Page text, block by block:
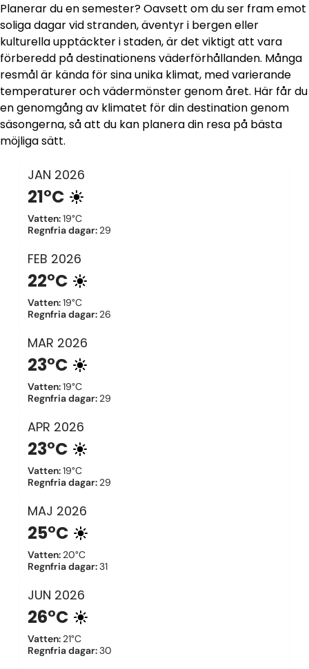
Planerar du en semester? Oavsett om du ser fram emot
soliga dagar vid stranden, äventyr i bergen eller
kulturella upptäckter i staden, är det viktigt att vara
förberedd på destinationens väderförhållanden. Många
resmål är kända för sina unika klimat, med varierande
temperaturer och vädermönster genom året. Här får du
en genomgång av klimatet för din destination genom
säsongerna, så att du kan planera din resa på bästa
möjliga sätt.
JAN 2026
21°C
Vatten:19°C
Regnfria dagar: 29
FEB 2026
22°C
Vatten:19°C
Regnfria dagar: 26
MAR 2026
23°C
Vatten:19°C
Regnfria dagar: 29
APR 2026
23°C
Vatten:19°C
Regnfria dagar: 29
MAJ 2026
25°C
Vatten: 20°C
Regnfria dagar:31
JUN 2026
26°C
Vatten: 21°C
Regnfria dagar:30